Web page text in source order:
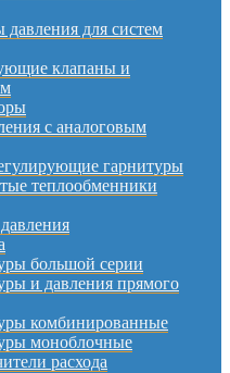
для систем
клапаны и
с аналоговым
гарнитуры
теплообменники
большой серии
и давления прямого
комбинированные
моноблочные
расхода